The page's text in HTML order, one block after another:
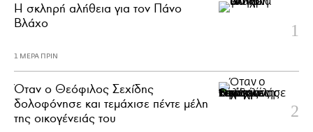
H σκληρή αλήθεια για τον Πάνο
Βλάχο
1 ΜΕΡΑ ΠΡΙΝ
Όταν ο Θεόφιλος Σεχίδης
δολοφόνησε και τεμάχισε πέντε μέλη
της οικογένειάς του